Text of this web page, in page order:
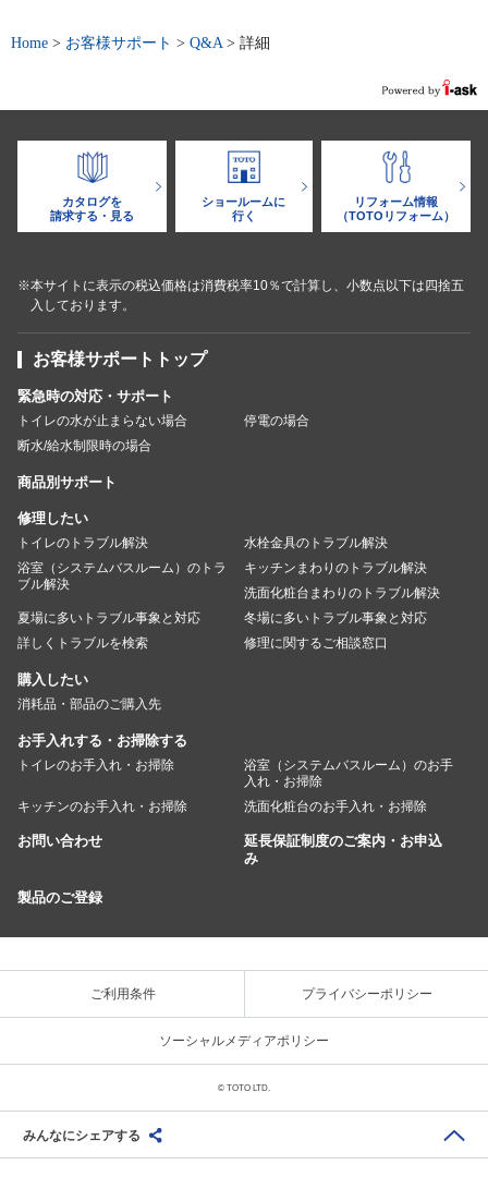
Home > お客様サポート > Q&A > 詳細
カタログを
請求する・見る
ショールームに
行く
リフォーム情報
（TOTOリフォーム）
※本サイトに表示の税込価格は消費税率10％で計算し、小数点以下は四捨五
入しております。
お客様サポートトップ
緊急時の対応・サポート
トイレの水が止まらない場合
停電の場合
断水/給水制限時の場合
商品別サポート
修理したい
トイレのトラブル解決
水栓金具のトラブル解決
浴室（システムバスルーム）のトラ
ブル解決
キッチンまわりのトラブル解決
洗面化粧台まわりのトラブル解決
夏場に多いトラブル事象と対応
冬場に多いトラブル事象と対応
詳しくトラブルを検索
修理に関するご相談窓口
購入したい
消耗品・部品のご購入先
お手入れする・お掃除する
トイレのお手入れ・お掃除
浴室（システムバスルーム）のお手
入れ・お掃除
キッチンのお手入れ・お掃除
洗面化粧台のお手入れ・お掃除
お問い合わせ
延長保証制度のご案内・お申込
み
製品のご登録
ご利用条件 プライバシーポリシー
ソーシャルメディアポリシー
みんなにシェアする
© TOTO LTD.